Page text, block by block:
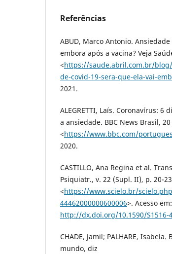
Referências
ABUD, Marco Antonio.
embora após a vacina? Veja
<https://saude.abril.com.br/
de-covid-19-sera-que-ela-vai-
2021.
ALEGRETTI, Laís. Coronavírus: 6
a ansiedade. BBC News Brasil,
<https://www.bbc.com/
2020.
CASTILLO, Ana Regina et al.
Psiquiatr., v. 22 (Supl. II), p. 20-
<https://www.scielo.br/
44462000000600006>. Acesso
http://dx.doi.org/10.1590/S1516-
CHADE, Jamil; PALHARE,
mundo, diz